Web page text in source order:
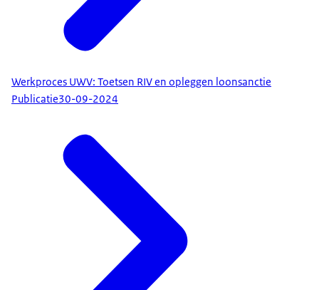
Werkproces UWV: Toetsen RIV en opleggen loonsanctie
Publicatie30-09-2024